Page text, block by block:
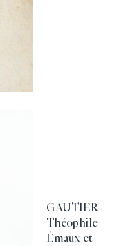
GAUTIER
Théophile
Émaux et